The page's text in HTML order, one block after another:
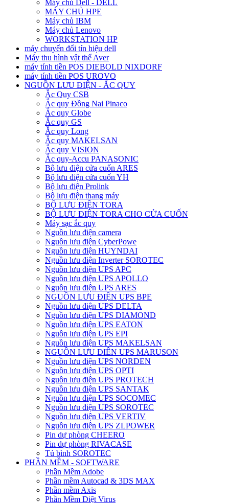
Máy chủ Dell - DELL
MÁY CHỦ HPE
Máy chủ IBM
Máy chủ Lenovo
WORKSTATION HP
máy chuyển đổi tín hiệu dell
Máy thu hình vật thể Aver
máy tính tiền POS DIEBOLD NIXDORF
máy tính tiền POS UROVO
NGUỒN LƯU ĐIỆN - ẮC QUY
Ắc Quy CSB
Ắc quy Đồng Nai Pinaco
Ắc quy Globe
Ắc quy GS
Ắc quy Long
Ắc quy MAKELSAN
Ắc quy VISION
Ắc quy-Accu PANASONIC
Bộ lưu điện cửa cuốn ARES
Bộ lưu điện cửa cuốn YH
Bộ lưu điện Prolink
Bộ lưu điện thang máy
BỘ LƯU ĐIỆN TORA
BỘ LƯU ĐIỆN TORA CHO CỬA CUỐN
Máy sạc ắc quy
Nguồn lưu điện camera
Nguồn lưu điện CyberPowe
Nguồn lưu điện HUYNDAI
Nguồn lưu điện Inverter SOROTEC
Nguồn lưu điện UPS APC
Nguồn lưu điện UPS APOLLO
Nguồn lưu điện UPS ARES
NGUỒN LƯU ĐIỆN UPS BPE
Nguồn lưu điện UPS DELTA
Nguồn lưu điện UPS DIAMOND
Nguồn lưu điện UPS EATON
Nguồn lưu điện UPS EPI
Nguồn lưu điện UPS MAKELSAN
NGUỒN LƯU ĐIÊN UPS MARUSON
Nguồn lưu điện UPS NORDEN
Nguồn lưu điện UPS OPTI
Nguồn lưu điện UPS PROTECH
Nguồn lưu điện UPS SANTAK
Nguồn lưu điện UPS SOCOMEC
Nguồn lưu điện UPS SOROTEC
Nguồn lưu điện UPS VERTIV
Nguồn lưu điện UPS ZLPOWER
Pin dự phòng CHEERO
Pin dự phòng RIVACASE
Tủ bình SOROTEC
PHẦN MỀM - SOFTWARE
Phần Mềm Adobe
Phần mềm Autocad & 3DS MAX
Phần mềm Axis
Phần Mềm Diệt Virus